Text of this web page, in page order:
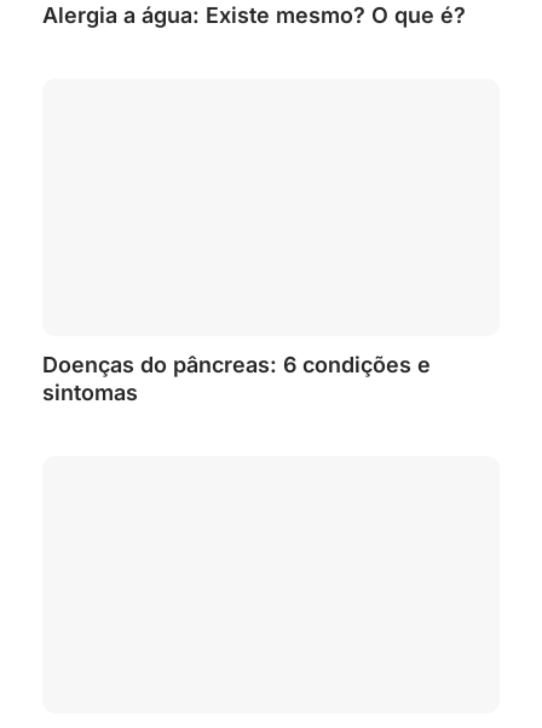
Alergia a água: Existe mesmo? O que é?
Doenças do pâncreas: 6 condições e
sintomas